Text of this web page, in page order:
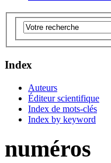
Index
Auteurs
Éditeur scientifique
Index de mots-clés
Index by keyword
numéros